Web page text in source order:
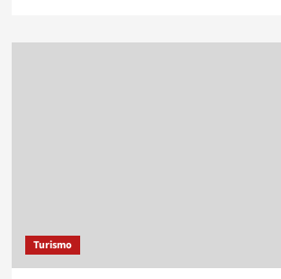
Turismo